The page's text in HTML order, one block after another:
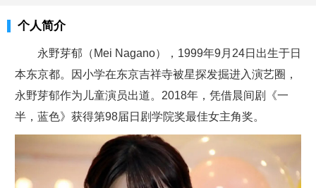
体重：
个人简介
永野芽郁（Mei Nagano），1999年9月24日出生于日
本东京都。因小学在东京吉祥寺被星探发掘进入演艺圈，
永野芽郁作为儿童演员出道。2018年，凭借晨间剧《一
半，蓝色》获得第98届日剧学院奖最佳女主角奖。